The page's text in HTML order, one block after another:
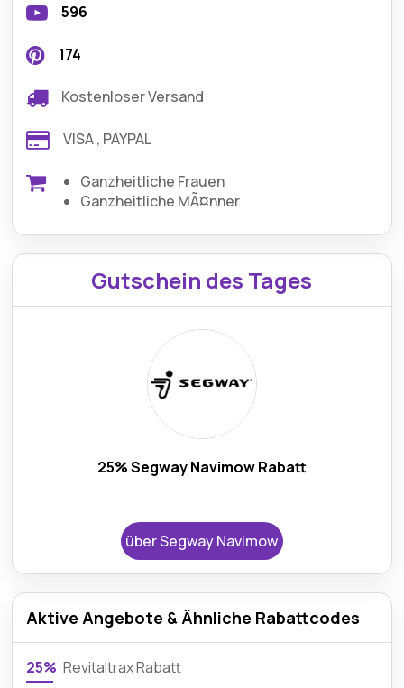
596
174
Kostenloser Versand
VISA , PAYPAL
Ganzheitliche Frauen
Ganzheitliche MÃ¤nner
Gutschein des Tages
25% Segway Navimow Rabatt
über Segway Navimow
Aktive Angebote & Ähnliche Rabattcodes
25% Revitaltrax Rabatt